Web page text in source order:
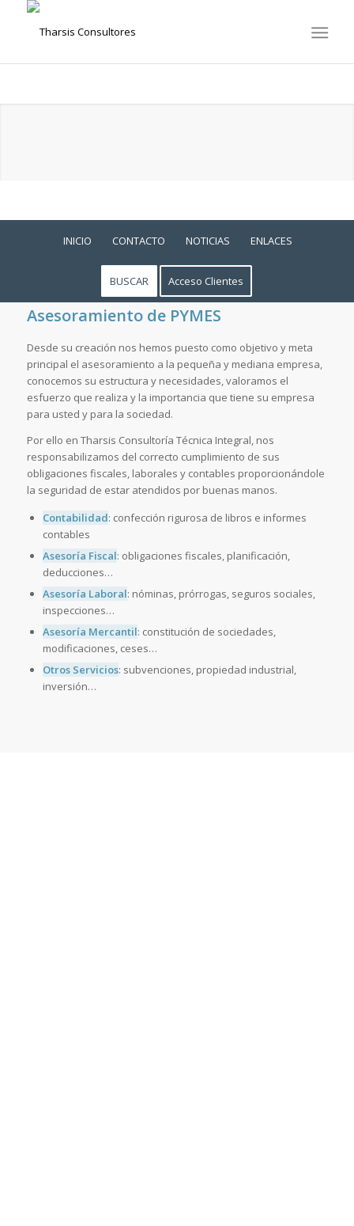
INICIO CONTACTO NOTICIAS ENLACES
BUSCAR Acceso Clientes
Asesoramiento de PYMES
Desde su creación nos hemos puesto como objetivo y meta
principal el asesoramiento a la pequeña y mediana empresa,
conocemos su estructura y necesidades, valoramos el
esfuerzo que realiza y la importancia que tiene su empresa
para usted y para la sociedad.
Por ello en Tharsis Consultoría Técnica Integral, nos
responsabilizamos del correcto cumplimiento de sus
obligaciones fiscales, laborales y contables proporcionándole
la seguridad de estar atendidos por buenas manos.
Contabilidad: confección rigurosa de libros e informes
contables
Asesoría Fiscal: obligaciones fiscales, planificación,
deducciones…
Asesoría Laboral: nóminas, prórrogas, seguros sociales,
inspecciones…
Asesoría Mercantil: constitución de sociedades,
modificaciones, ceses…
Otros Servicios: subvenciones, propiedad industrial,
inversión…